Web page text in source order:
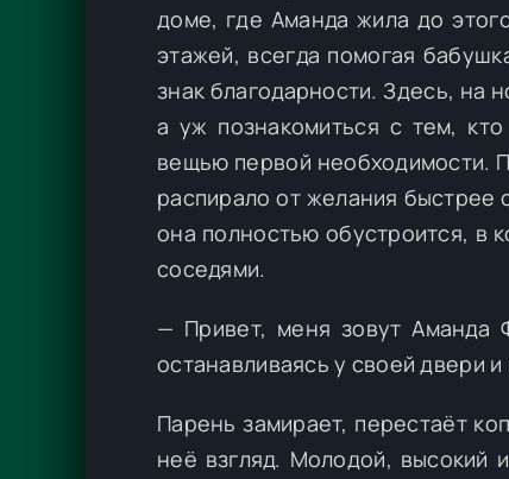
доме, где Аманда жила до
этажей, всегда помогая
знак благодарности. Здесь, на
а уж познакомиться с тем,
вещью первой необходимости.
распирало от желания быстрее
она полностью обустроится, в
соседями.
— Привет, меня зовут Аманда
останавливаясь у своей двери
Парень замирает, перестаёт
неё взгляд. Молодой, высокий